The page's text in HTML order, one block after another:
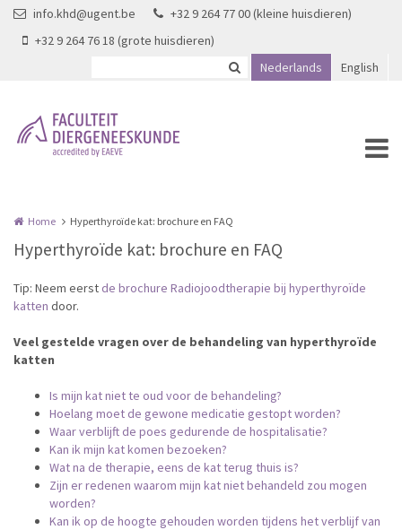
Overslaan en naar de inhoud gaan
info.khd@ugent.be
+32 9 264 77 00 (kleine huisdieren)
+32 9 264 76 18 (grote huisdieren)
Nederlands
English
Home Hyperthyroïde kat: brochure en FAQ
Hyperthyroïde kat: brochure en FAQ
Tip: Neem eerst de brochure Radiojoodtherapie bij hyperthyroïde
katten door.
Veel gestelde vragen over de behandeling van hyperthyroïde
katten
Is mijn kat niet te oud voor de behandeling?
Hoelang moet de gewone medicatie gestopt worden?
Waar verblijft de poes gedurende de hospitalisatie?
Kan ik mijn kat komen bezoeken?
Wat na de therapie, eens de kat terug thuis is?
Zijn er redenen waarom mijn kat niet behandeld zou mogen
worden?
Kan ik op de hoogte gehouden worden tijdens het verblijf van